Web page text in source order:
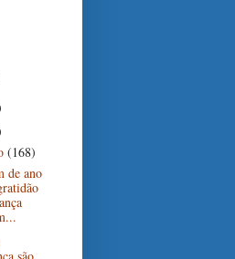
(168)
de ano
são